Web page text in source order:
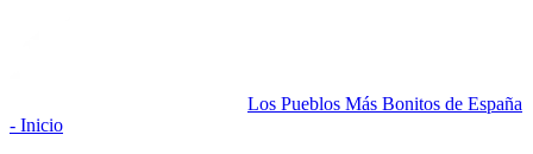
Los Pueblos Más Bonitos de España
- Inicio